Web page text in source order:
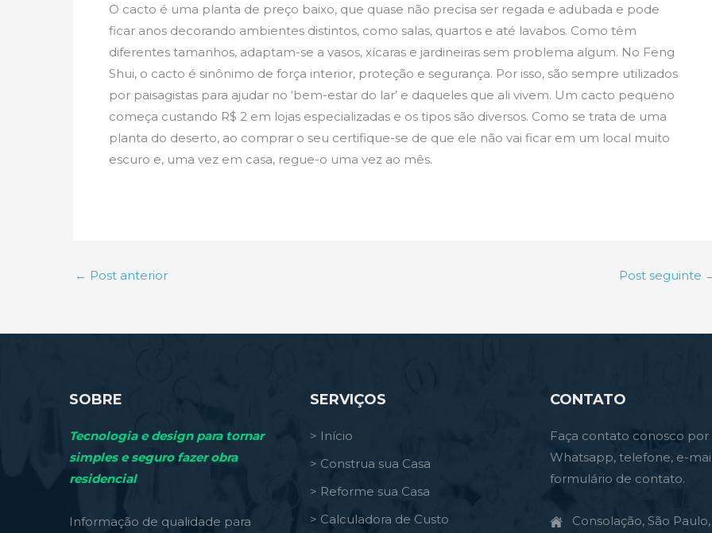
O cacto é uma planta de preço baixo, que quase não precisa ser regada e adubada e pode
ficar anos decorando ambientes distintos, como salas, quartos e até lavabos. Como têm
diferentes tamanhos, adaptam-se a vasos, xícaras e jardineiras sem problema algum. No Feng
Shui, o cacto é sinônimo de força interior, proteção e segurança. Por isso, são sempre utilizados
por paisagistas para ajudar no ‘bem-estar do lar’ e daqueles que ali vivem. Um cacto pequeno
começa custando R$ 2 em lojas especializadas e os tipos são diversos. Como se trata de uma
planta do deserto, ao comprar o seu certifique-se de que ele não vai ficar em um local muito
escuro e, uma vez em casa, regue-o uma vez ao mês.
← Post anterior Post seguinte
SOBRE
Tecnologia e design para tornar
simples e seguro fazer obra
residencial
Informação de qualidade para
SERVIÇOS
> Início
> Construa sua Casa
> Reforme sua Casa
> Calculadora de Custo
CONTATO
Faça contato conosco por
Whatsapp, telefone, e-
formulário de contato.
Consolação, São Paulo,